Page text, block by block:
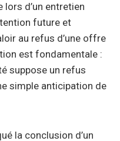
d’un entretien
future et
au refus d’une offre
est fondamentale :
suppose un refus
simple anticipation de
la conclusion d’un